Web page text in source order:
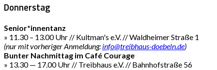
Donnerstag
Senior*innentanz
» 11.30 – 13.00 Uhr // Kultman's e.V. // Waldheimer Straße 1
(nur mit vorheriger Anmeldung: info@treibhaus-doebeln.de)
Bunter Nachmittag im Café Courage
» 13.30 — 17.00 Uhr // Treibhaus e.V. // Bahnhofstraße 56